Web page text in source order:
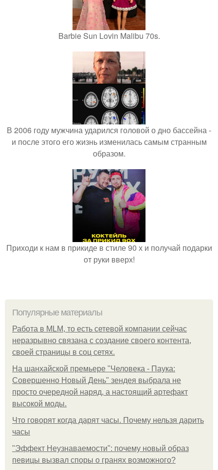
Barbie Sun Lovin Malibu 70s.
В 2006 году мужчина ударился головой о дно бассейна -
и после этого его жизнь изменилась самым странным
образом.
Приходи к нам в прикиде в стиле 90 х и получай подарки
от руки вверх!
Популярные материалы
Работа в MLM, то есть сетевой компании сейчас
неразрывно связана с создание своего контента,
своей страницы в соц сетях.
На шанхайской премьере "Человека - Паука:
Совершенно Новый День" зендея выбрала не
просто очередной наряд, а настоящий артефакт
высокой моды.
Что говорят когда дарят часы. Почему нельзя дарить
часы
"Эффект Неузнаваемости": почему новый образ
певицы вызвал споры о гранях возможного?